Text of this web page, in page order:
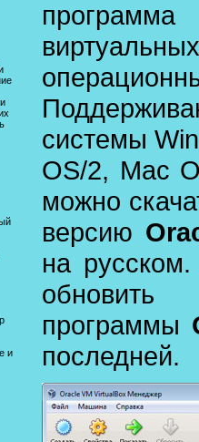
и
системы
OS/2, Mac
можно
версию
на
программы
последней.